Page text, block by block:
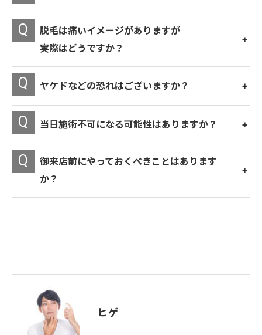
脱毛は痛いイメージがありますが
実際はどうですか？
ヤケドなどの恐れはございますか？
当日施術不可になる可能性はありますか？
御来店前にやっておくべきことはあります
か？
ヒゲ